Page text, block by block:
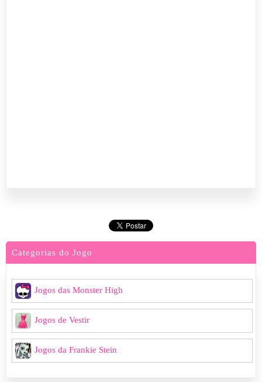
Categorias do Jogo
Jogos das Monster High
Jogos de Vestir
Jogos da Frankie Stein